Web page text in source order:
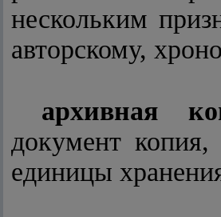
нескольким
авторскому,
архивная
документ
единицы